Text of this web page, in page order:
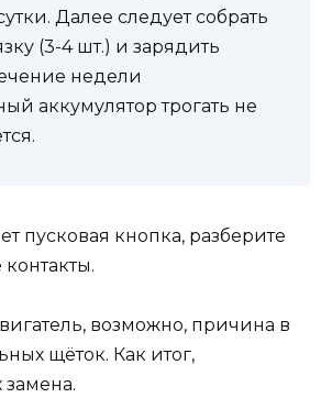
Далее следует собрать
(3-4 шт.) и зарядить
недели
аккумулятор трогать не
пусковая кнопка, разберите
возможно, причина в
щёток. Как итог,
замена.